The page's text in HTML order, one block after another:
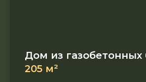
Дом из газобетонных
205 м²